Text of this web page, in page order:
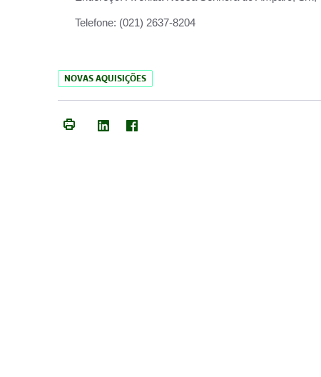
Telefone: (021) 2637-8204
NOVAS AQUISIÇÕES